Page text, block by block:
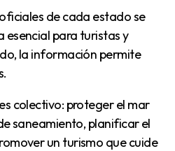
esencial para turistas y
la información permite
saneamiento, planificar el
un turismo que cuide